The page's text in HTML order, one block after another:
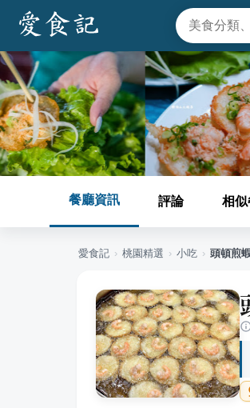
餐廳資訊 評論 相
愛食記 › 桃園精選 › 小吃 › 頭頓煎